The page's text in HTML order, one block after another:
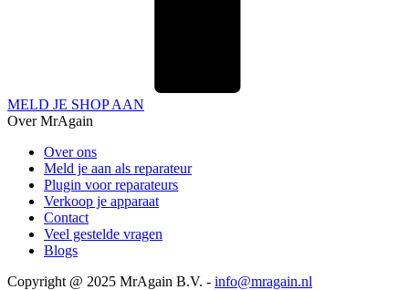
MELD JE SHOP AAN
Over MrAgain
Over ons
Meld je aan als reparateur
Plugin voor reparateurs
Verkoop je apparaat
Contact
Veel gestelde vragen
Blogs
Copyright @ 2025 MrAgain B.V. - info@mragain.nl